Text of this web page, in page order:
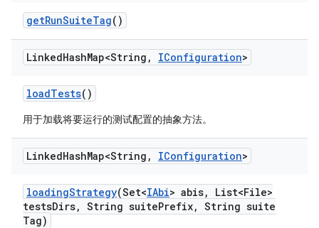
getRunSuiteTag()
LinkedHashMap<String , IConfiguration>
loadTests()
用于加载将要运行的测试配置的抽象方法。
LinkedHashMap<String , IConfiguration>
loadingStrategy(Set<IAbi> abis,
List<File>
testsDirs, String suitePrefix, String suite
Tag)